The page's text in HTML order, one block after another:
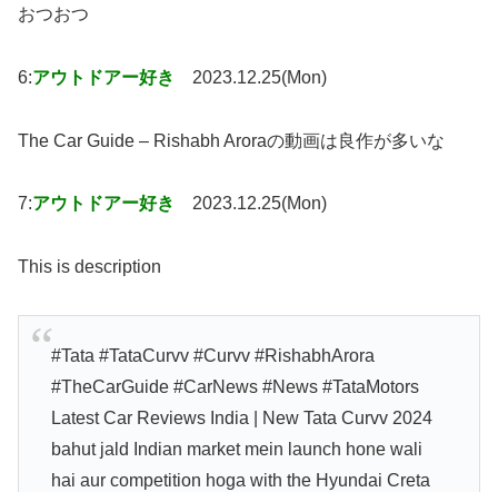
おつおつ
6:アウトドアー好き 2023.12.25(Mon)
The Car Guide – Rishabh Aroraの動画は良作が多いな
7:アウトドアー好き 2023.12.25(Mon)
This is description
#Tata #TataCurvv #Curvv #RishabhArora
#TheCarGuide #CarNews #News #TataMotors
Latest Car Reviews India | New Tata Curvv 2024
bahut jald Indian market mein launch hone wali
hai aur competition hoga with the Hyundai Creta